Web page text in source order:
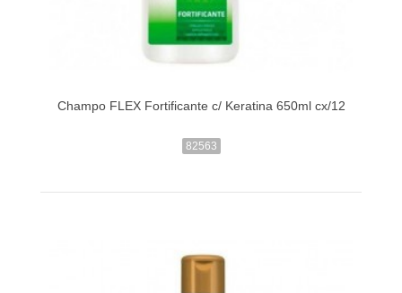
Champo FLEX Fortificante c/ Keratina 650ml cx/12
82563